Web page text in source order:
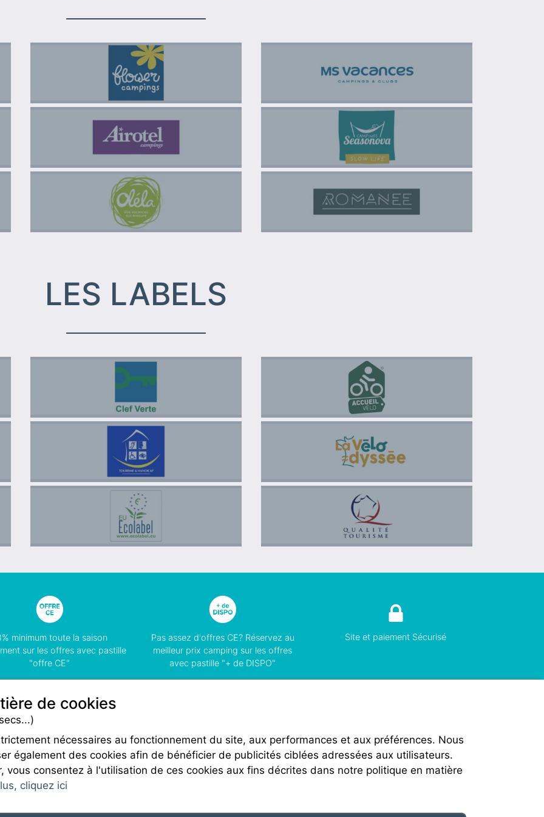
LES LABELS
minimum toute la saison
sur les offres avec pastille
"offre CE"
Pas assez d'offres CE? Réservez au
meilleur prix camping sur les offres
avec pastille "+ de DISPO"
Site et paiement Sécurisé
Rejoignez-nous
de cookies
nécessaires au fonctionnement du site, aux performances et aux préférences. Nous
également des cookies afin de bénéficier de publicités ciblées adressées aux utilisateurs.
vous consentez à l'utilisation de ces cookies aux fins décrites dans notre politique en matière
cliquez ici